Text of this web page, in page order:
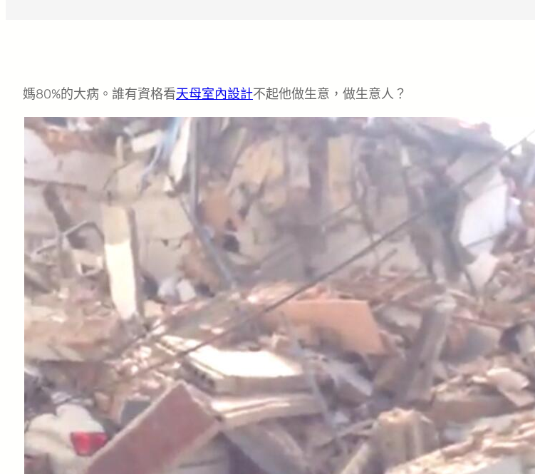
媽80%的大病。誰有資格看天母室內設計不起他做生意，做生意人？